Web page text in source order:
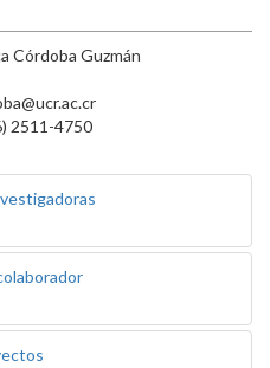
Córdoba Guzmán
2511-4750